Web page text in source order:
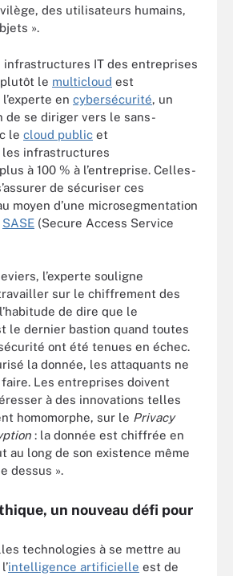
des utilisateurs humains,
».
infrastructures IT des entreprises
le multicloud est
en cybersécurité, un
de se diriger vers le sans-
le cloud public et
les infrastructures
à 100 % à l’entreprise. Celles-
de sécuriser ces
moyen d’une microsegmentation
SASE (Secure Access Service
l’experte souligne
sur le chiffrement des
de dire que le
le dernier bastion quand toutes
ont été tenues en échec.
la donnée, les attaquants ne
Les entreprises doivent
à des innovations telles
homomorphe, sur le Privacy
: la donnée est chiffrée en
au long de son existence même
dessus ».
un nouveau défi pour
technologies à se mettre au
intelligence artificielle est de